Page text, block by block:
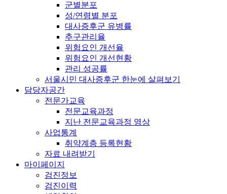
군별분포
성/연령별 분포
대사증후군 유병률
추구관리율
위험요인 개선율
위험요인 개선현황
관리 성공률
서울시민 대사증후군 한눈에 살펴보기
담당자공간
전문가교육
전문교육과정
지난 전문교육과정 영상
사업통계
취약계층 등록현황
자료 내려받기
마이페이지
검진정보
검진이력